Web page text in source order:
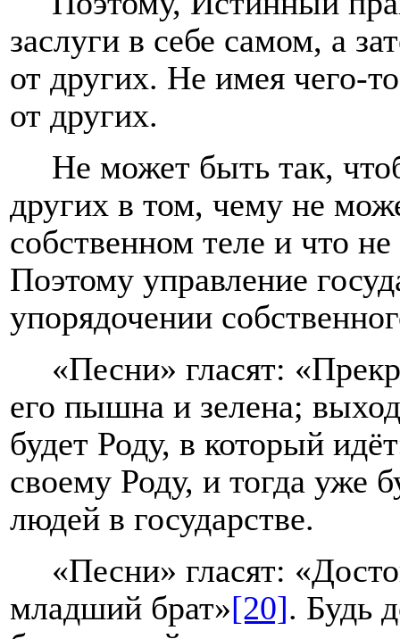
заслуги в себе самом, а
от других. Не имея чего-
от других.
Не может быть так,
других в том, чему не
собственном теле и что
Поэтому управление
упорядочении
«Песни» гласят:
его пышна и зелена;
будет Роду, в который
своему Роду, и тогда уже
людей в государстве.
«Песни» гласят:
младший брат»[20]. Будь